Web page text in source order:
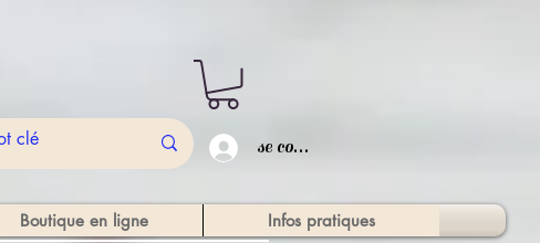
se connecter
Boutique en ligne Infos pratiques